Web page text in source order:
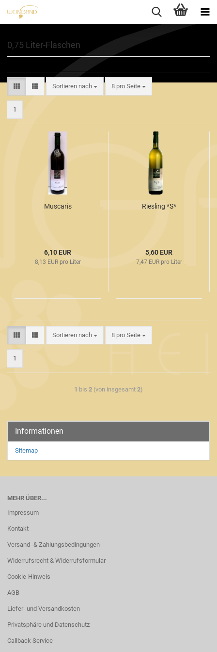
0,75 Liter-Flaschen
Sortieren nach 8 pro Seite
1
Muscaris
6,10 EUR
8,13 EUR pro Liter
Riesling *S*
5,60 EUR
7,47 EUR pro Liter
Sortieren nach 8 pro Seite
1
1 bis 2 (von insgesamt 2)
Informationen
Sitemap
MEHR ÜBER...
Impressum
Kontakt
Versand- & Zahlungsbedingungen
Widerrufsrecht & Widerrufsformular
Cookie-Hinweis
AGB
Liefer- und Versandkosten
Privatsphäre und Datenschutz
Callback Service